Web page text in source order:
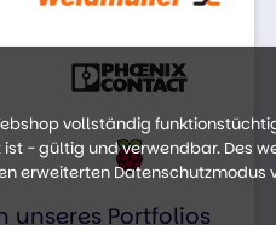
unseres Portfolios
vollständig
- gültig und verwendbar. Des
erweiterten Datenschutzmodus